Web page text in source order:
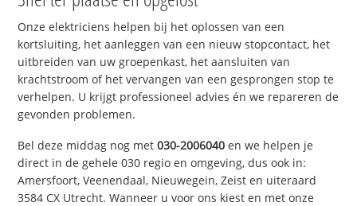
Onze elektriciens helpen bij het oplossen van een
kortsluiting, het aanleggen van een nieuw stopcontact, het
uitbreiden van uw groepenkast, het aansluiten van
krachtstroom of het vervangen van een gesprongen stop te
verhelpen. U krijgt professioneel advies én we repareren de
gevonden problemen.
Bel deze middag nog met030-2006040 en we helpen je
direct in de gehele 030 regio en omgeving, dus ook in:
Amersfoort, Veenendaal, Nieuwegein, Zeist en uiteraard
3584 CX Utrecht. Wanneer u voor ons kiest en met onze